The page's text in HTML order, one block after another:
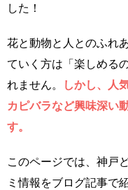
した！
花と動物と人とのふれ
ていく方は「楽しめる
れません。
しかし、人
カピバラなど興味深い
す。
このページでは、神戸
ミ情報をブログ記事で